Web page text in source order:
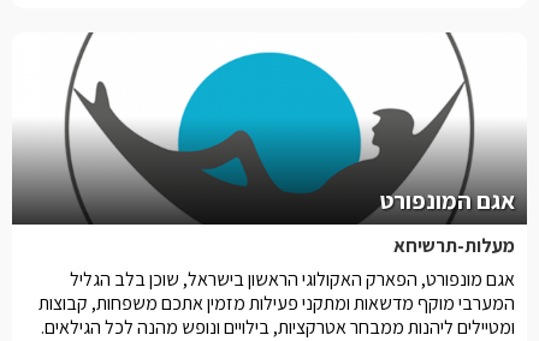
אגם המונפורט
מעלות-תרשיחא
אגם מונפורט, הפארק האקולוגי הראשון בישראל, שוכן בלב הגליל
המערבי מוקף מדשאות ומתקני פעילות מזמין אתכם משפחות, קבוצות
ומטיילים ליהנות ממבחר אטרקציות, בילויים ונופש מהנה לכל הגילאים.